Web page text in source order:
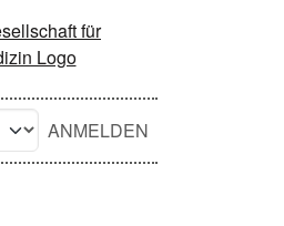
ANMELDEN